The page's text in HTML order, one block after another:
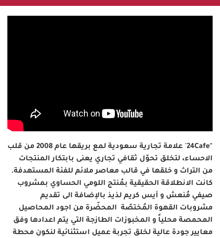
"
24Cafe
علامة تجارية سعودية لمع بريقها عام 2008 من قلب
الاحساء، لتخلق تحوّل ثقافي تجاري يعنى بابتكار المنتجات
من التراث و خلقها في قالب معاصر ملائم للفئة المستهدفة.
كانت الانطلاقة الحقيقية بمُنتج اللومي الحساوي بمشروب
صيفي مُنعش و آيس كريم لذيذ بالإضافة الى تقديم
مشروبات القهوة المُختصّة المحضّرة من اجود المحاصيل
المحمصة محلياً و المخبوزات الطازجة التي يتم اعدادها وفق
معايير جودة عالية لخلق تجربة عميل استثنائية لنكون محطة